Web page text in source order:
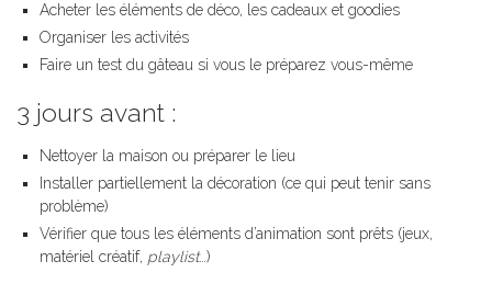
Acheter les éléments de déco, les cadeaux et goodies
Organiser les activités
Faire un test du gâteau si vous le préparez vous-même
3 jours avant :
Nettoyer la maison ou préparer le lieu
Installer partiellement la décoration (ce qui peut tenir sans
problème)
Vérifier que tous les éléments d’animation sont prêts (jeux,
matériel créatif, playlist…)